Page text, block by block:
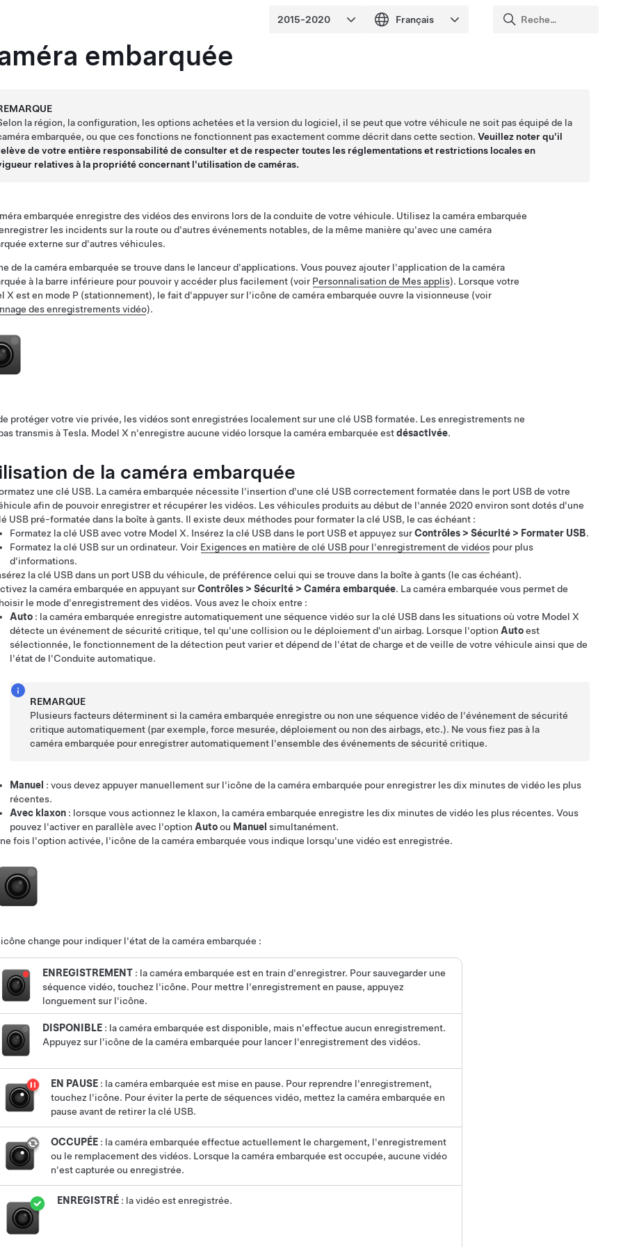
embarquée
la région, la configuration, les options achetées et la version du logiciel, il se peut que votre véhicule ne soit pas équipé de la
embarquée, ou que ces fonctions ne fonctionnent pas exactement comme décrit dans cette section. Veuillez noter qu'il
de votre entière responsabilité de consulter et de respecter toutes les réglementations et restrictions locales en
relatives à la propriété concernant l'utilisation de caméras.
embarquée enregistre des vidéos des environs lors de la conduite de votre véhicule. Utilisez la caméra embarquée
les incidents sur la route ou d'autres événements notables, de la même manière qu'avec une caméra
externe sur d'autres véhicules.
de la caméra embarquée se trouve dans le lanceur d'applications. Vous pouvez ajouter l'application de la caméra
à la barre inférieure pour pouvoir y accéder plus facilement (voir Personnalisation de Mes applis). Lorsque votre
X est en mode P (stationnement), le fait d'appuyer sur l'icône de caméra embarquée ouvre la visionneuse (voir
des enregistrements vidéo).
protéger votre vie privée, les vidéos sont enregistrées localement sur une clé USB formatée. Les enregistrements ne
transmis à Tesla. Model X n'enregistre aucune vidéo lorsque la caméra embarquée estdésactivée.
de la caméra embarquée
une clé USB. La caméra embarquée nécessite l'insertion d'une clé USB correctement formatée dans le port USB de votre
afin de pouvoir enregistrer et récupérer les vidéos. Les véhicules produits au début de l'année 2020 environ sont dotés d'une
USB pré-formatée dans la boîte à gants. Il existe deux méthodes pour formater la clé USB, le cas échéant :
Formatez la clé USB avec votre Model X. Insérez la clé USB dans le port USB et appuyez surContrôles > Sécurité > Formater USB.
Formatez la clé USB sur un ordinateur. Voir Exigences en matière de clé USB pour l'enregistrement de vidéos pour plus
d'informations.
la clé USB dans un port USB du véhicule, de préférence celui qui se trouve dans la boîte à gants (le cas échéant).
la caméra embarquée en appuyant surContrôles > Sécurité > Caméra embarquée. La caméra embarquée vous permet de
le mode d'enregistrement des vidéos. Vous avez le choix entre :
Auto : la caméra embarquée enregistre automatiquement une séquence vidéo sur la clé USB dans les situations où votre Model X
détecte un événement de sécurité critique, tel qu'une collision ou le déploiement d'un airbag. Lorsque l'option Autoest
sélectionnée, le fonctionnement de la détection peut varier et dépend de l'état de charge et de veille de votre véhicule ainsi que de
l'état de l'Conduite automatique.
REMARQUE
Plusieurs facteurs déterminent si la caméra embarquée enregistre ou non une séquence vidéo de l'événement de sécurité
critique automatiquement (par exemple, force mesurée, déploiement ou non des airbags, etc.). Ne vous fiez pas à la
caméra embarquée pour enregistrer automatiquement l'ensemble des événements de sécurité critique.
Manuel : vous devez appuyer manuellement sur l'icône de la caméra embarquée pour enregistrer les dix minutes de vidéo les plus
récentes.
Avec klaxon : lorsque vous actionnez le klaxon, la caméra embarquée enregistre les dix minutes de vidéo les plus récentes. Vous
pouvez l'activer en parallèle avec l'option Autoou Manuel simultanément.
fois l'option activée, l'icône de la caméra embarquée vous indique lorsqu'une vidéo est enregistrée.
change pour indiquer l'état de la caméra embarquée :
ENREGISTREMENT : la caméra embarquée est en train d'enregistrer. Pour sauvegarder une
séquence vidéo, touchez l'icône. Pour mettre l'enregistrement en pause, appuyez
longuement sur l'icône.
DISPONIBLE : la caméra embarquée est disponible, mais n'effectue aucun enregistrement.
Appuyez sur l'icône de la caméra embarquée pour lancer l'enregistrement des vidéos.
EN PAUSE: la caméra embarquée est mise en pause. Pour reprendre l'enregistrement,
touchez l'icône. Pour éviter la perte de séquences vidéo, mettez la caméra embarquée en
pause avant de retirer la clé USB.
OCCUPÉE: la caméra embarquée effectue actuellement le chargement, l'enregistrement
ou le remplacement des vidéos. Lorsque la caméra embarquée est occupée, aucune vidéo
n'est capturée ou enregistrée.
ENREGISTRÉ : la vidéo est enregistrée.